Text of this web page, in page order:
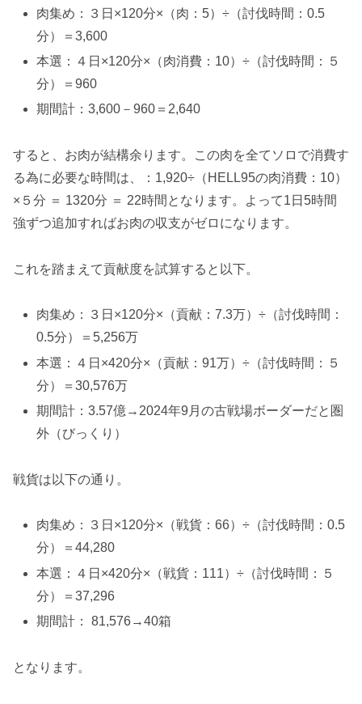
肉集め：３日×120分×（肉：5）÷（討伐時間：0.5
分）＝3,600
本選：４日×120分×（肉消費：10）÷（討伐時間：５
分）＝960
期間計：3,600－960＝2,640
すると、 お肉が結構余ります。この肉を全てソロで消費す
る為に必要な時間は、：1,920÷（HELL95の肉消費：10）
×５分 ＝ 1320分 ＝ 22時間となります。よって1日5時間
強ずつ追加すればお肉の収支がゼロ になります。
これを踏まえて貢献度を試算すると以下。
肉集め：３日×120分×（貢献：7.3万）÷（討伐時間：
0.5分）＝5,256万
本選：４日×420分×（貢献：91万）÷（討伐時間：５
分）＝30,576万
期間計：3.57億→2024年9月の古戦場ボーダーだと圏
外（びっくり）
戦貨は以下の通り。
肉集め：３日×120分×（戦貨：66）÷（討伐時間：0.5
分）＝44,280
本選：４日×420分×（戦貨：111）÷（討伐時間：５
分）＝37,296
期間計： 81,576→40箱
となります。